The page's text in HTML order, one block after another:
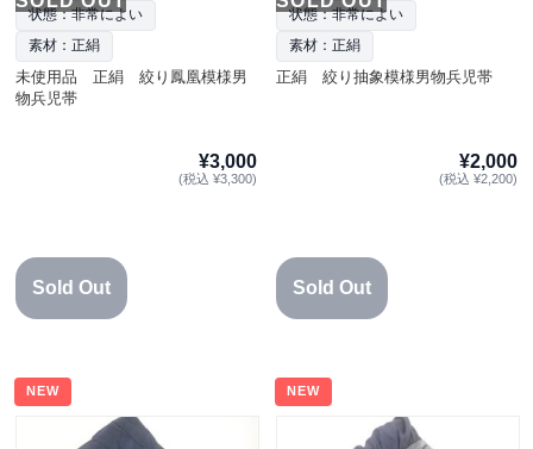
状態：非常によい
素材：正絹
未使用品 正絹 絞り鳳凰模様男
物兵児帯
¥3,000
(税込 ¥3,300)
Sold Out
状態：非常によい
素材：正絹
正絹 絞り抽象模様男物兵児帯
¥2,000
(税込 ¥2,200)
Sold Out
NEW NEW